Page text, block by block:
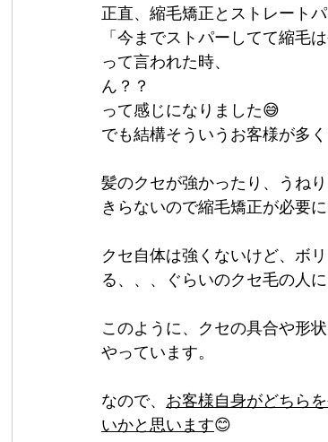
正直、縮毛矯正とストレート
「今までストパーしてて縮毛
って言われた時、
ん？？
って感じになりました😅
でも結構そういうお客様が多
髪のクセが強かったり、うね
きらないので縮毛矯正が必要に
クセ自体は強くないけど、ボ
る、、、ぐらいのクセ毛の人
このように、クセの具合や形
やっています。
なので、 お客様自身がどちら
いかと思います😊